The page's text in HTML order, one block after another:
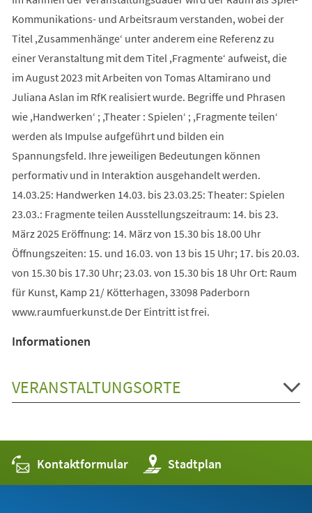
Kommunikations- und Arbeitsraum verstanden, wobei der
Titel ,Zusammenhänge‘ unter anderem eine Referenz zu
einer Veranstaltung mit dem Titel ,Fragmente‘ aufweist, die
im August 2023 mit Arbeiten von Tomas Altamirano und
Juliana Aslan im RfK realisiert wurde. Begriffe und Phrasen
wie ,Handwerken‘ ; ,Theater : Spielen‘ ; ,Fragmente teilen‘
werden als Impulse aufgeführt und bilden ein
Spannungsfeld. Ihre jeweiligen Bedeutungen können
performativ und in Interaktion ausgehandelt werden.
14.03.25: Handwerken 14.03. bis 23.03.25: Theater: Spielen
23.03.: Fragmente teilen Ausstellungszeitraum: 14. bis 23.
März 2025 Eröffnung: 14. März von 15.30 bis 18.00 Uhr
Öffnungszeiten: 15. und 16.03. von 13 bis 15 Uhr; 17. bis 20.03.
von 15.30 bis 17.30 Uhr; 23.03. von 15.30 bis 18 Uhr Ort: Raum
für Kunst, Kamp 21/ Kötterhagen, 33098 Paderborn
www.raumfuerkunst.de Der Eintritt ist frei.
Informationen
VERANSTALTUNGSORTE
Kontaktformular Stadtplan
(Öffnet
in
einem